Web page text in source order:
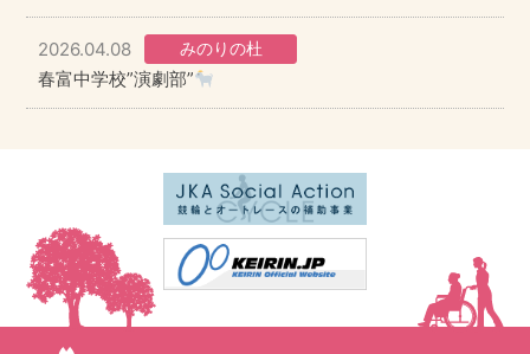
2026.04.08 みのりの杜
春富中学校”演劇部”